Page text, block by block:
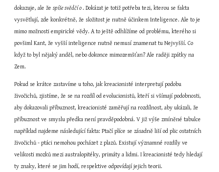
dokazuje, ale že spíše svědčí o . Dokázat je totiž potřeba tezi, kterou se fakta
vysvětlují, zde konkrétně, že složitost je nutně účinkem Inteligence. Ale to je
mimo možnosti empirické vědy. A to ještě odhlížíme od problému, kterého si
povšiml Kant, že vyšší inteligence nutně nemusí znamenat tu Nejvyšší. Co
když to byl nějaký anděl, nebo dokonce mimozemšťan? Ale raději zpátky na
Zem.
Pokud se krátce zastavíme u toho, jak kreacionisté interpretují podobu
živočichů, zjistíme, že se na rozdíl od evolucionistů, kteří si všímají podobnosti,
aby dokazovali příbuznost, kreacionisté zaměřují na rozdílnost, aby ukázali, že
příbuznost ve smyslu předka není pravděpodobná. V již výše zmíněné tabulce
například najdeme následující fakta: Ptačí plíce se zásadně liší od plic ostatních
živočichů - ptáci nemohou pocházet z plazů. Existují významné rozdíly ve
velikosti mozků mezi australopitéky, primáty a lidmi. I kreacionisté tedy hledají
ty znaky, které se jim hodí, respektive odpovídají jejich teorii.